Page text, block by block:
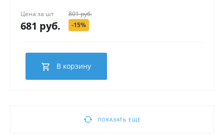
Цена за шт
681 руб.
801 руб.
-15%
В корзину
ПОКАЗАТЬ ЕЩЕ